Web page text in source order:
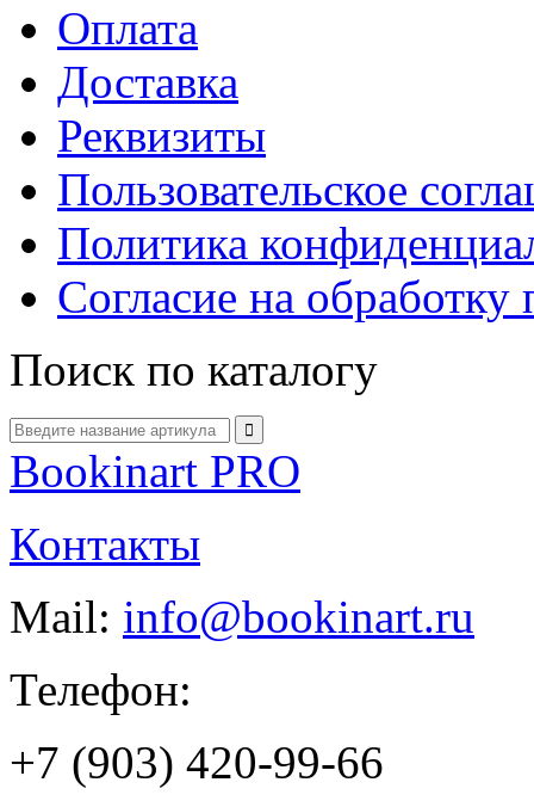
Оплата
Доставка
Реквизиты
Пользовательское
Политика
Согласие на
Поиск по каталогу
Bookinart PRO
Контакты
Mail: info@bookinart.ru
Телефон:
+7 (903) 420-99-66